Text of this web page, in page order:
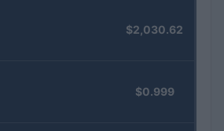
$2,030.62
$0.999